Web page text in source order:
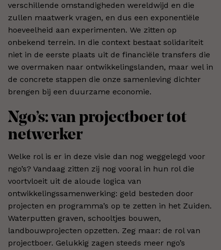
verschillende omstandigheden wereldwijd en die
zullen maatwerk vragen, en dus een exponentiële
hoeveelheid aan experimenten. We zitten op
onbekend terrein. In die context bestaat solidariteit
niet in de eerste plaats uit de financiële transfers die
we overmaken naar ontwikkelingslanden, maar wel in
de concrete stappen die onze samenleving dichter
brengen bij een duurzame economie.
Ngo’s: van projectboer tot
netwerker
Welke rol is er in deze visie dan nog weggelegd voor
ngo’s? Vandaag zitten zij nog vooral in hun rol die
voortvloeit uit de aloude logica van
ontwikkelingssamenwerking: geld besteden door
projecten en programma’s op te zetten in het Zuiden.
Waterputten graven, schooltjes bouwen,
landbouwprojecten opzetten. Zeg maar: de rol van
projectboer. Gelukkig zagen steeds meer ngo’s